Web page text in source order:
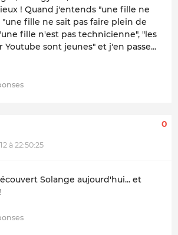
! Quand j'entends "une fille ne
"une fille ne sait pas faire plein de
fille n'est pas technicienne", "les
sont jeunes" et j'en passe...
à 22:50:25
0
Solange aujourd'hui... et